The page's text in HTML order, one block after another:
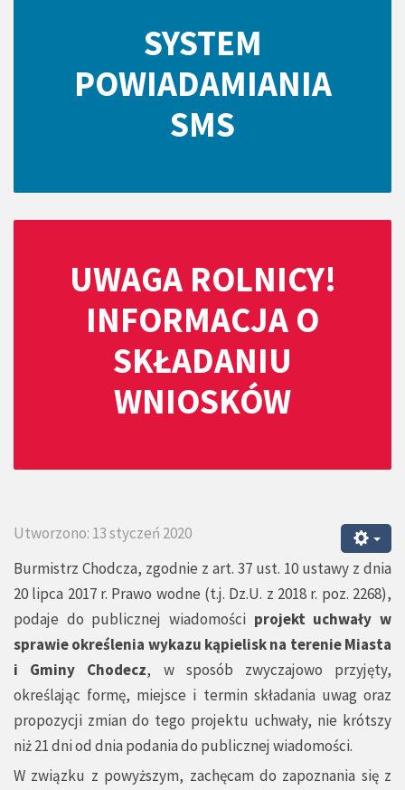
SYSTEM
POWIADAMIANIA
SMS
UWAGA ROLNICY!
INFORMACJA O
SKŁADANIU
WNIOSKÓW
Utworzono: 13 styczeń 2020
Burmistrz Chodcza, zgodnie z art. 37 ust. 10 ustawy z dnia
20 lipca 2017 r. Prawo wodne (t.j. Dz.U. z 2018 r. poz. 2268),
podaje do publicznej wiadomości projekt uchwały w
sprawie określenia wykazu kąpielisk na terenie Miasta
i Gminy Chodecz, w sposób zwyczajowo przyjęty,
określając formę, miejsce i termin składania uwag oraz
propozycji zmian do tego projektu uchwały, nie krótszy
niż 21 dni od dnia podania do publicznej wiadomości.
W związku z powyższym, zachęcam do zapoznania się z